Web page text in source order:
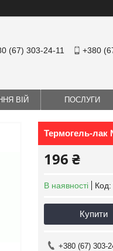
(67) 303-24-11 +380
ВІЙ ПОСЛУГИ
Термогель-лак
196 ₴
В наявності Код:
Купити
+380 (67) 303-